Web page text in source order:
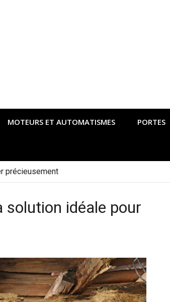
MOTEURS ET AUTOMATISMES PORTES
précieusement
solution idéale pour